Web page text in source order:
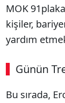
MOK
kişiler,
yardım
Günün
00:02 /
Bu sırada,